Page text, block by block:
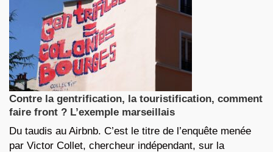
Contre la gentrification, la touristification, comment
faire front ? L’exemple marseillais
Du taudis au Airbnb. C’est le titre de l’enquête menée
par Victor Collet, chercheur indépendant, sur la